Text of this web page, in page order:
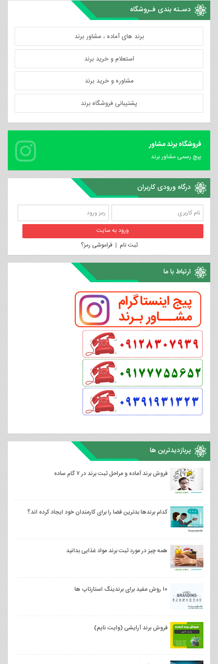
دسـته بندی فـروشگاه
برند های آماده ، مشاور برند
استعلام و خرید برند
مشاوره و خرید برند
پشتیبانی فروشگاه برند
فروشگاه برند مشاور
پیچ رسمی مشاور برند
درگاه ورودی کاربران
ثبت نام |فراموشی رمز؟
ارتباط با ما
پربازدیدترین ها
فروش برند آماده و مراحل ثبت برند در ۷ گام ساده
کدام برندها بدترین فضا را برای کارمندان خود ایجاد کرده اند؟
همه چیز در مورد ثبت برند مواد غذایی بدانید
۱۰ روش مفید برای برندینگ استارتاپ ها
فروش برند آرایشی (وایت نایم)